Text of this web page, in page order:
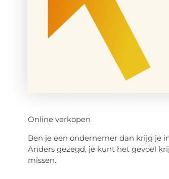
Online verkopen
Ben je een ondernemer dan krijg je
Anders gezegd, je kunt het gevoel
missen.